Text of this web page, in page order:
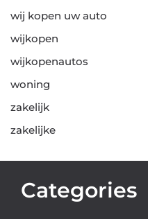
wij kopen uw auto
wijkopen
wijkopenautos
woning
zakelijk
zakelijke
Categories